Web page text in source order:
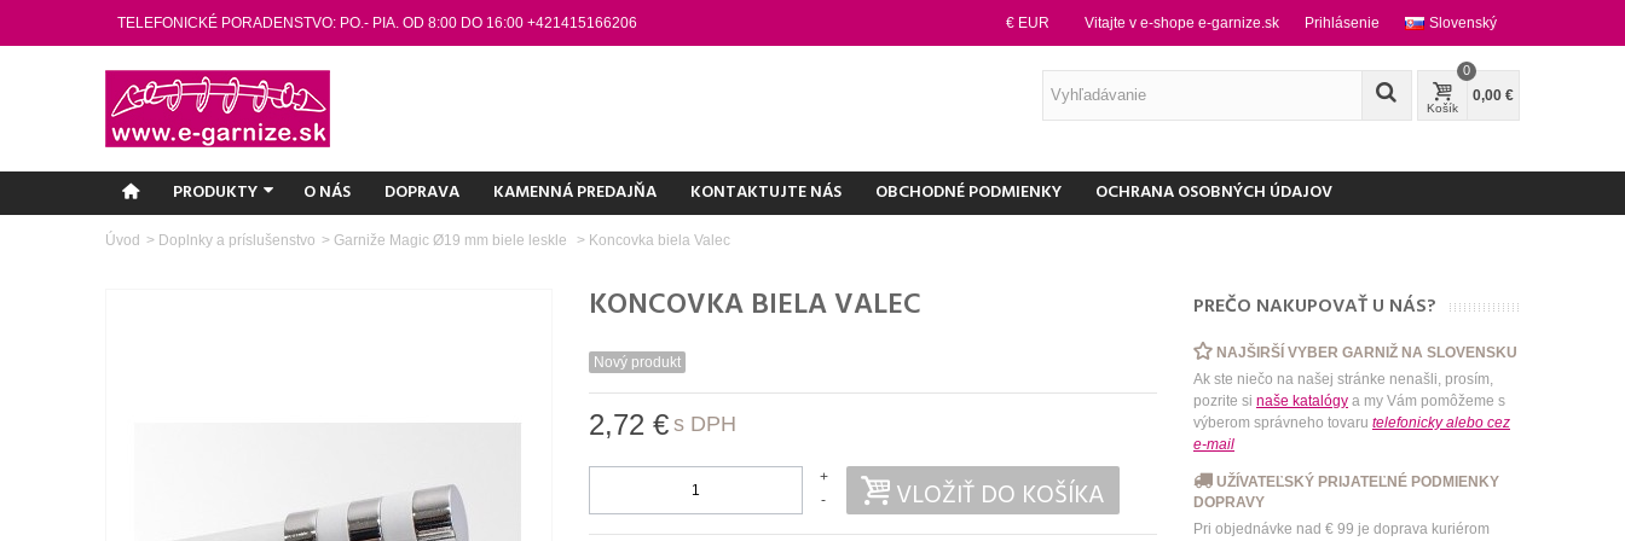
TELEFONICKÉ PORADENSTVO: PO.- PIA. OD 8:00 DO 16:00 +421415166206 Slovenský
Vitajte v e-shope e-garnize.sk Prihlásenie
€ EUR
Košík
0
0,00 €
PRODUKTY O NÁS DOPRAVA KAMENNÁ PREDAJŇA KONTAKTUJTE NÁS OBCHODNÉ PODMIENKY OCHRANA OSOBNÝCH ÚDAJOV
Úvod > Doplnky a príslušenstvo > Garniže Magic Ø19 mm biele leskle > Koncovka biela Valec
KONCOVKA BIELA VALEC
Nový produkt
2,72 € s DPH
-
+ VLOŽIŤ DO KOŠÍKA
PREČO NAKUPOVAŤ U NÁS?
NAJŠIRŠÍ VYBER GARNIŽ NA SLOVENSKU
Ak ste niečo na našej stránke nenašli, prosím,
pozrite si naše katalógya my Vám pomôžeme s
výberom správneho tovaru telefonicky alebo cez
e-mail
UŽÍVATEĽSKÝ PRIJATEĽNÉ PODMIENKY
DOPRAVY
Pri objednávke nad € 99 je doprava kuriérom